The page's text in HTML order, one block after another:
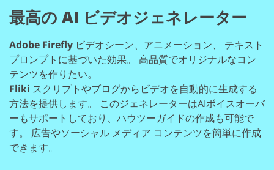
最高の AI ビデオジェネレーター
Adobe Firefly ビデオシーン、アニメーション、 テキスト
プロンプトに基づいた効果。 高品質でオリジナルなコン
テンツを作りたい。
Fliki スクリプトやブログからビデオを自動的に生成する
方法を提供します。 このジェネレーターはAIボイスオーバ
ーもサポートしており、ハウツーガイドの作成も可能で
す。 広告やソーシャル メディア コンテンツを簡単に作成
できます。